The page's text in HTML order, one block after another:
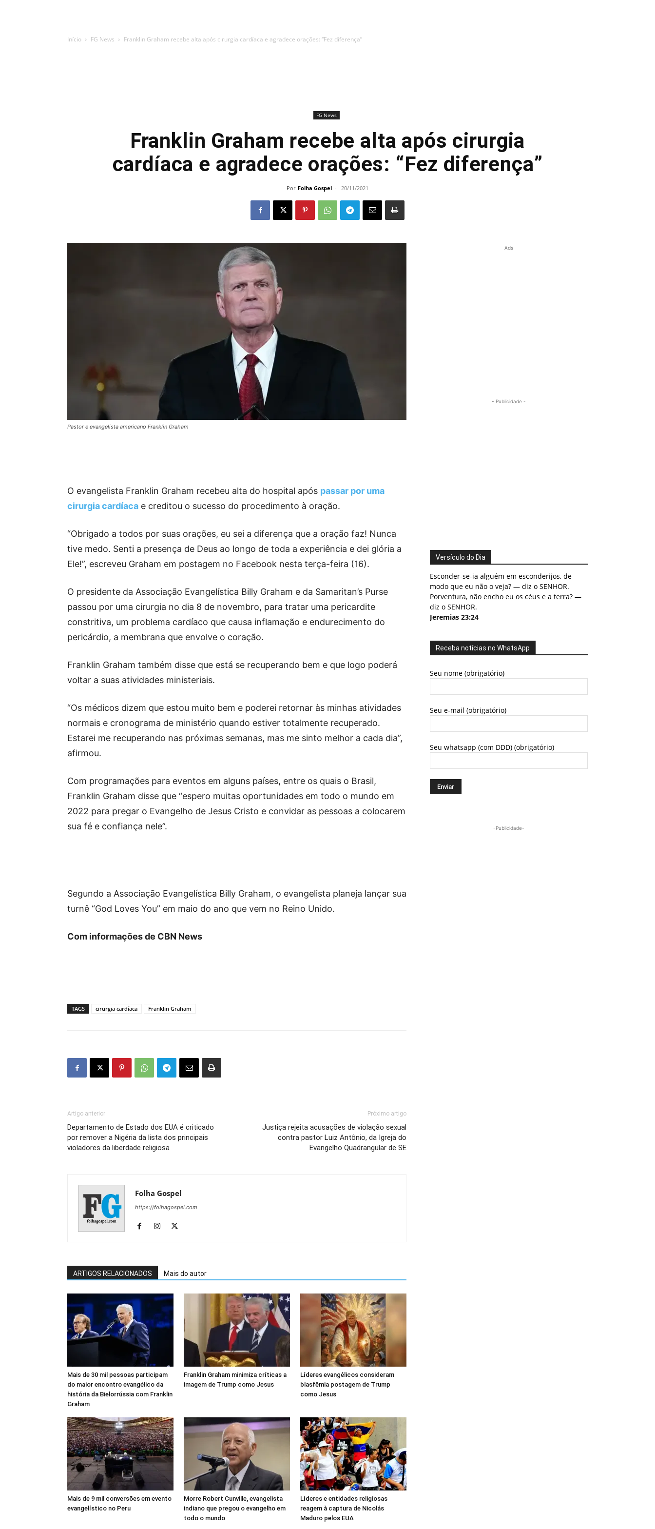
Início FG News Franklin Graham recebe alta após cirurgia cardíaca e agradece orações: “Fez diferença”
FG News
Franklin Graham recebe alta após cirurgia
cardíaca e agradece orações: “Fez diferença”
Por Folha Gospel - 20/11/2021
Pastor e evangelista americano Franklin Graham
O evangelista Franklin Graham recebeu alta do hospital após passar por uma
cirurgia cardíaca e creditou o sucesso do procedimento à oração.
“Obrigado a todos por suas orações, eu sei a diferença que a oração faz! Nunca
tive medo. Senti a presença de Deus ao longo de toda a experiência e dei glória a
Ele!”, escreveu Graham em postagem no Facebook nesta terça-feira (16).
O presidente da Associação Evangelística Billy Graham e da Samaritan’s Purse
passou por uma cirurgia no dia 8 de novembro, para tratar uma pericardite
constritiva, um problema cardíaco que causa inflamação e endurecimento do
pericárdio, a membrana que envolve o coração.
Franklin Graham também disse que está se recuperando bem e que logo poderá
voltar a suas atividades ministeriais.
“Os médicos dizem que estou muito bem e poderei retornar às minhas atividades
normais e cronograma de ministério quando estiver totalmente recuperado.
Estarei me recuperando nas próximas semanas, mas me sinto melhor a cada dia”,
afirmou.
Com programações para eventos em alguns países, entre os quais o Brasil,
Franklin Graham disse que “espero muitas oportunidades em todo o mundo em
2022 para pregar o Evangelho de Jesus Cristo e convidar as pessoas a colocarem
sua fé e confiança nele”.
Segundo a Associação Evangelística Billy Graham, o evangelista planeja lançar sua
turnê “God Loves You” em maio do ano que vem no Reino Unido.
Com informações de CBN News
TAGS cirurgia cardíaca Franklin Graham
Artigo anterior
Departamento de Estado dos EUA é criticado
por remover a Nigéria da lista dos principais
violadores da liberdade religiosa
Próximo artigo
Justiça rejeita acusações de violação sexual
contra pastor Luiz Antônio, da Igreja do
Evangelho Quadrangular de SE
Folha Gospel
https://folhagospel.com
ARTIGOS RELACIONADOS Mais do autor
Mais de 30 mil pessoas participam
do maior encontro evangélico da
história da Bielorrússia com Franklin
Graham
Franklin Graham minimiza críticas a
imagem de Trump como Jesus
Líderes evangélicos consideram
blasfêmia postagem de Trump
como Jesus
Mais de 9 mil conversões em evento
evangelístico no Peru
Morre Robert Cunville, evangelista
indiano que pregou o evangelho em
todo o mundo
Líderes e entidades religiosas
reagem à captura de Nicolás
Maduro pelos EUA
Ads
- Publicidade -
Versículo do Dia
Esconder-se-ia alguém em esconderijos, de
modo que eu não o veja? — diz o SENHOR.
Porventura, não encho eu os céus e a terra? —
diz o SENHOR.
Jeremias 23:24
Receba notícias no WhatsApp
Seu nome (obrigatório)
Seu e-mail (obrigatório)
Seu whatsapp (com DDD) (obrigatório)
-Publicidade-